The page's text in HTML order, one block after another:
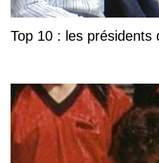
Top 10 : les présidents